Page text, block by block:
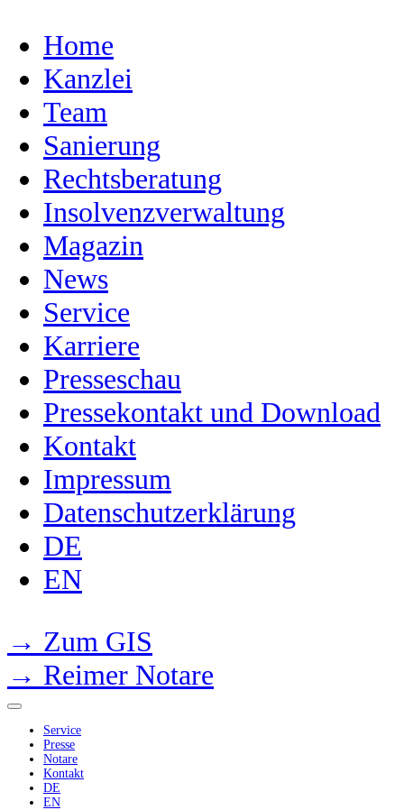
Home
Kanzlei
Team
Sanierung
Rechtsberatung
Insolvenzverwaltung
Magazin
News
Service
Karriere
Presseschau
Pressekontakt und Download
Kontakt
Impressum
Datenschutzerklärung
DE
EN
→ Zum GIS
→ Reimer Notare
Service
Presse
Notare
Kontakt
DE
EN